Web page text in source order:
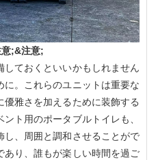
;&注意;
ておくといいかもしれません
に。これらのユニットは重要な
雅さを加えるために装飾する
ト用のポータブルトイレも、
、周囲と調和させることがで
あり、誰もが楽しい時間を過ご